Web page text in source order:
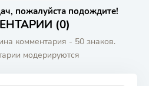
пожалуйста подождите!
(0)
комментария - 50 знаков.
модерируются